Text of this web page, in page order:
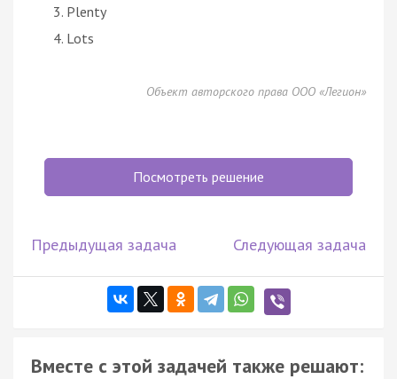
Plenty
Lots
Объект авторского права ООО «Легион»
Посмотреть решение
Предыдущая задача Следующая задача
Вместе с этой задачей также решают: